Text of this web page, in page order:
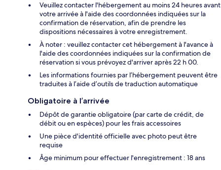
Veuillez contacter l'hébergement au moins 24 heures avant
votre arrivée à l'aide des coordonnées indiquées sur la
confirmation de réservation, afin de prendre les
dispositions nécessaires à votre enregistrement.
À noter : veuillez contacter cet hébergement à l'avance à
l'aide des coordonnées indiquées sur la confirmation de
réservation si vous prévoyez d'arriver après 22 h 00.
Les informations fournies par l’hébergement peuvent être
traduites à l’aide d’outils de traduction automatique
Obligatoire à l’arrivée
Dépôt de garantie obligatoire (par carte de crédit, de
débit ou en espèces) pour les frais accessoires
Une pièce d'identité officielle avec photo peut être
requise
Âge minimum pour effectuer l'enregistrement : 18 ans